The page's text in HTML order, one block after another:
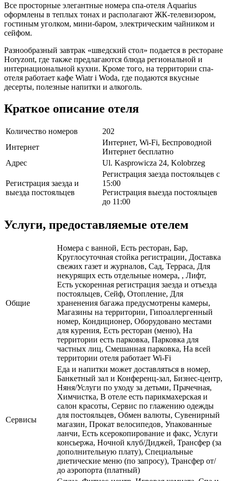
Все просторные элегантные номера спа-отеля Aquarius
оформлены в теплых тонах и располагают ЖК-телевизором,
гостиным уголком, мини-баром, электрическим чайником и
сейфом.
Разнообразный завтрак «шведский стол» подается в ресторане
Horyzont, где также предлагаются блюда региональной и
интернациональной кухни. Кроме того, на территории спа-
отеля работает кафе Wiatr i Woda, где подаются вкусные
десерты, полезные напитки и алкоголь.
Краткое описание отеля
Количество номеров
202
Интернет
Интернет, Wi-Fi, Беспроводной
Интернет бесплатно
Адрес
Ul. Kasprowicza 24, Kolobrzeg
Регистрация заезда и
выезда постояльцев
Регистрация заезда постояльцев с
15:00
Регистрация выезда постояльцев
до 11:00
Услуги, предоставляемые отелем
Общие
Номера с ванной, Есть ресторан, Бар,
Круглосуточная стойка регистрации, Доставка
свежих газет и журналов, Сад, Терраса, Для
некурящих есть отдельные номера, , Лифт,
Есть ускоренная регистрация заезда и отъезда
постояльцев, Сейф, Отопление, Для
храненения багажа предусмотрены камеры,
Магазины на территории, Гипоаллергенный
номер, Кондиционер, Оборудовано местами
для курения, Есть ресторан (меню), На
территории есть парковка, Парковка для
частных лиц, Смешанная парковка, На всей
территории отеля работает Wi-Fi
Сервисы
Еда и напитки может доставляться в номер,
Банкетный зал и Конференц-зал, Бизнес-центр,
Няня/Услуги по уходу за детьми, Прачечная,
Химчистка, В отеле есть парикмахерская и
салон красоты, Сервис по глажению одежды
для постояльцев, Обмен валюты, Сувенирный
магазин, Прокат велосипедов, Упакованные
ланчи, Есть ксерокопирование и факс, Услуги
консьержа, Ночной клуб/Диджей, Трансфер (за
дополнительную плату), Специальные
диетические меню (по запросу), Трансфер от/
до аэропорта (платный)